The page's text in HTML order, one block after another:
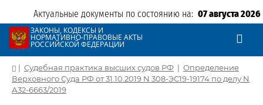
Актуальные документы по состоянию на: 07 августа 2026
ЗАКОНЫ, КОДЕКСЫ И
НОРМАТИВНО-ПРАВОВЫЕ АКТЫ
РОССИЙСКОЙ ФЕДЕРАЦИИ
| Судебная практика высших судов РФ | Определение
Верховного Суда РФ от 31.10.2019 N 308-ЭС19-19174 по делу N
А32-6663/2019